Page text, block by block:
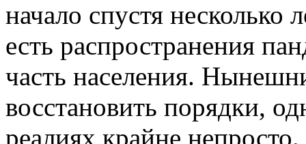
начало спустя несколько
есть распространения
часть населения.
восстановить порядки,
реалиях крайне